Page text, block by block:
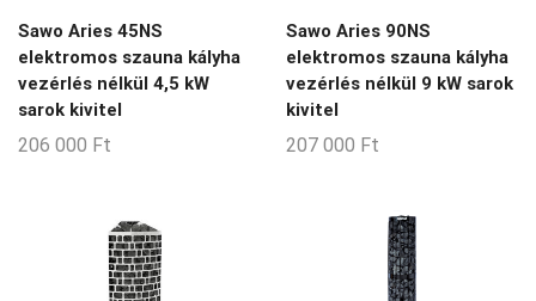
8-12-m3
8-14-m3
8-15-m3
8-20-m3
8-9-m3
9-14-m3
Sawo Aries 45NS
elektromos szauna kályha
vezérlés nélkül 4,5 kW
sarok kivitel
206 000 Ft
Sawo Aries 90NS
elektromos szauna kályha
vezérlés nélkül 9 kW sarok
kivitel
207 000 Ft